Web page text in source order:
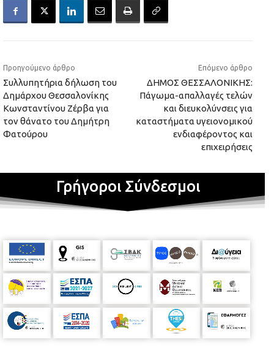
Προηγούμενο άρθρο
Συλλυπητήρια δήλωση του
Δημάρχου Θεσσαλονίκης
Κωνσταντίνου Ζέρβα για
τον θάνατο του Δημήτρη
Φατούρου
Επόμενο άρθρο
ΔΗΜΟΣ ΘΕΣΣΑΛΟΝΙΚΗΣ:
Πάγωμα-απαλλαγές τελών
και διευκολύνσεις για
καταστήματα υγειονομικού
ενδιαφέροντος και
επιχειρήσεις
Γρήγοροι Σύνδεσμοι